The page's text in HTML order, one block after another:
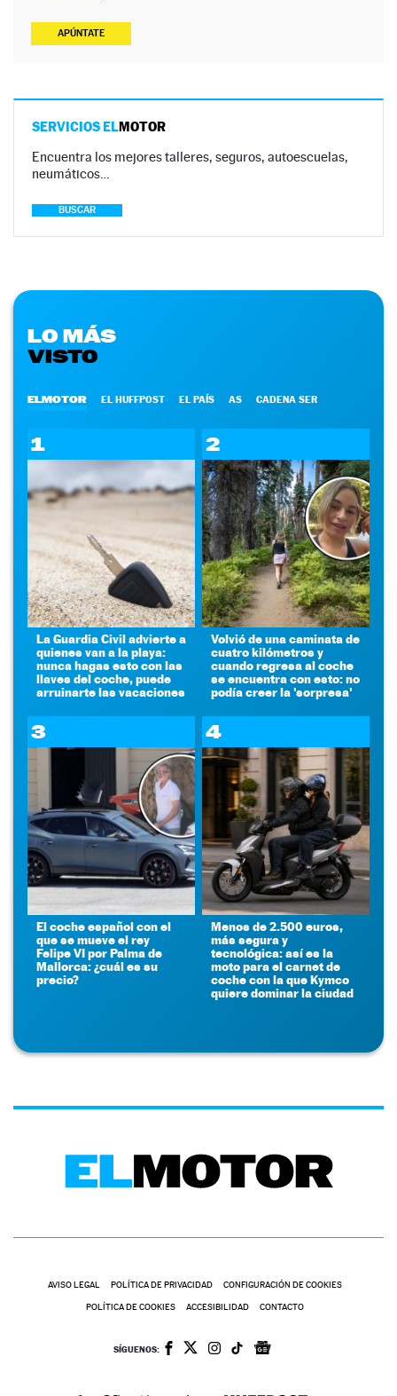
APÚNTATE
SERVICIOS ELMOTOR
Encuentra los mejores talleres, seguros, autoescuelas,
neumáticos…
BUSCAR
LO MÁS
VISTO
ELMOTOR EL HUFFPOST EL PAÍS AS CADENA SER
1
La Guardia Civil advierte a
quienes van a la playa:
nunca hagas esto con las
llaves del coche, puede
arruinarte las vacaciones
2
Volvió de una caminata de
cuatro kilómetros y
cuando regresa al coche
se encuentra con esto: no
podía creer la 'sorpresa'
3
El coche español con el
que se mueve el rey
Felipe VI por Palma de
Mallorca: ¿cuál es su
precio?
4
Menos de 2.500 euros,
más segura y
tecnológica: así es la
moto para el carnet de
coche con la que Kymco
quiere dominar la ciudad
AVISO LEGAL POLÍTICA DE PRIVACIDAD CONFIGURACIÓN DE COOKIES
POLÍTICA DE COOKIES ACCESIBILIDAD CONTACTO
SÍGUENOS: